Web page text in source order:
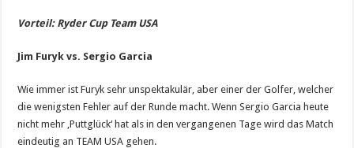
Vorteil: Ryder Cup Team USA
Jim Furyk vs. Sergio Garcia
Wie immer ist Furyk sehr unspektakulär, aber einer der Golfer, welcher
die wenigsten Fehler auf der Runde macht. Wenn Sergio Garcia heute
nicht mehr ‚Puttglück‘ hat als in den vergangenen Tage wird das Match
eindeutig an TEAM USA gehen.